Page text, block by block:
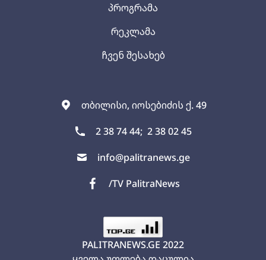
თბილისი, იოსებიძის ქ. 49
2 38 74 44; 2 38 02 45
info@palitranews.ge
/TV PalitraNews
პროგრამა
რეკლამა
ჩვენ შესახებ
PALITRANEWS.GE 2022